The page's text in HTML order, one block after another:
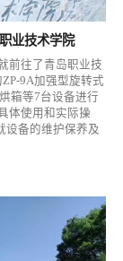
业技术学院
前往了青岛职业技
9A加强型旋转式
箱等7台设备进行
体使用和实际操
设备的维护保养及